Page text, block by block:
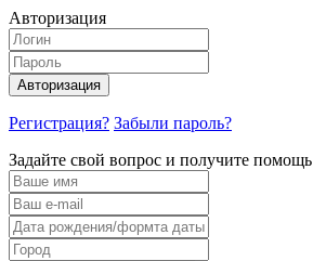
Авторизация
Авторизация
Регистрация? Забыли пароль?
Задайте свой вопрос и получите помощь